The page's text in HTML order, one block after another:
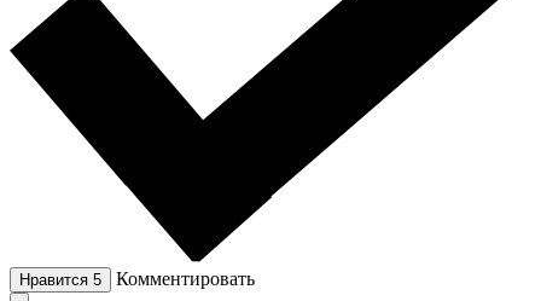
Нравится 5 Комментировать